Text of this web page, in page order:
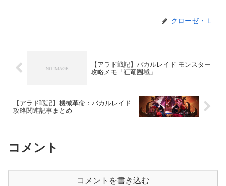
クローゼ・Ｌ
【アラド戦記】バカルレイド モンスター
攻略メモ「狂竜圏域」
【アラド戦記】機械革命：バカルレイド
攻略関連記事まとめ
コメント
コメントを書き込む